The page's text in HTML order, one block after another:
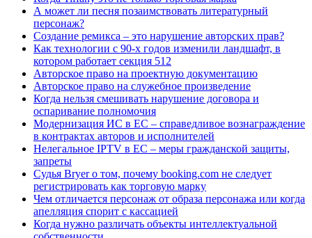
А может ли песня позаимствовать литературный
персонаж?
Создание ремикса – это нарушение авторских прав?
Как технологии с 90-х годов изменили ландшафт, в
котором работает секция 512
Авторское право на проектную документацию
Авторское право на служебное произведение
Когда нельзя смешивать нарушение договора и
оспаривание полномочия
Модернизация ИС в ЕС – справедливое вознаграждение
в контрактах авторов и исполнителей
Нелегальное IPTV в ЕС – меры гражданской защиты,
запреты
Судья Bryer о том, почему booking.com не следует
регистрировать как торговую марку
Чем отличается персонаж от образа персонажа или когда
апелляция спорит с кассацией
Когда нужно различать объекты интеллектуальной